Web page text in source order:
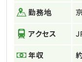
勤務地
アクセス
年収